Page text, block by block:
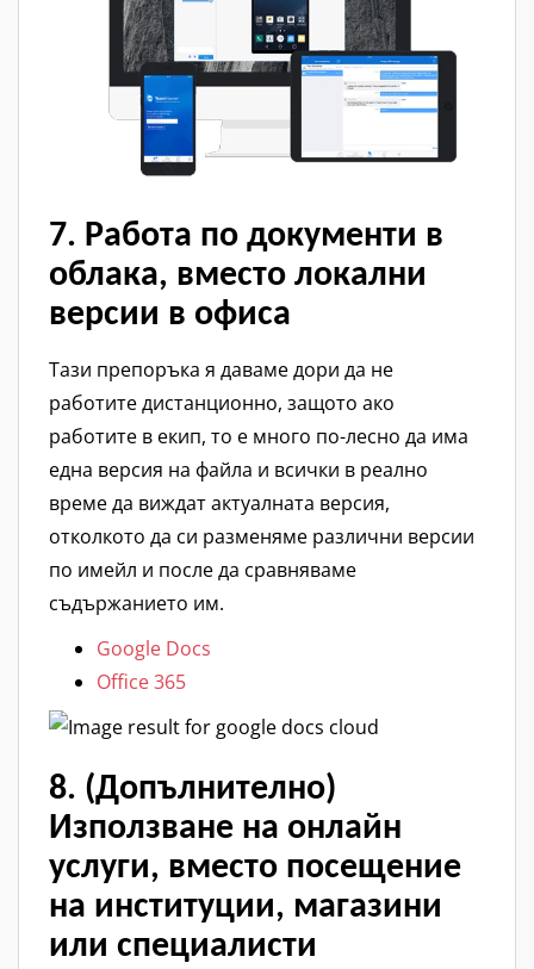
7. Работа по документи в
облака, вместо локални
версии в офиса
Тази препоръка я даваме дори да не
работите дистанционно, защото ако
работите в екип, то е много по-лесно да има
една версия на файла и всички в реално
време да виждат актуалната версия,
отколкото да си разменяме различни версии
по имейл и после да сравняваме
съдържанието им.
Google Docs
Office 365
8. (Допълнително)
Използване на онлайн
услуги, вместо посещение
на институции, магазини
или специалисти